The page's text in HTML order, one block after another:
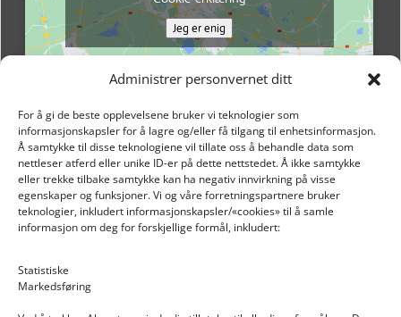
Administrer personvernet ditt
For å gi de beste opplevelsene bruker vi teknologier som
informasjonskapsler for å lagre og/eller få tilgang til enhetsinformasjon.
Å samtykke til disse teknologiene vil tillate oss å behandle data som
nettleser atferd eller unike ID-er på dette nettstedet. Å ikke samtykke
eller trekke tilbake samtykke kan ha negativ innvirkning på visse
egenskaper og funksjoner. Vi og våre forretningspartnere bruker
teknologier, inkludert informasjonskapsler/«cookies» til å samle
informasjon om deg for forskjellige formål, inkludert:
Statistiske
Markedsføring
Jeg er enig